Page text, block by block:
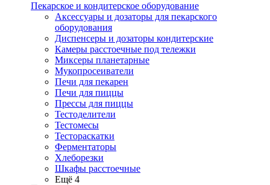
Пекарское и кондитерское оборудование
Аксессуары и дозаторы для пекарского
оборудования
Диспенсеры и дозаторы кондитерские
Камеры расстоечные под тележки
Миксеры планетарные
Мукопросеиватели
Печи для пекарен
Печи для пиццы
Прессы для пиццы
Тестоделители
Тестомесы
Тестораскатки
Ферментаторы
Хлеборезки
Шкафы расстоечные
Ещё 4